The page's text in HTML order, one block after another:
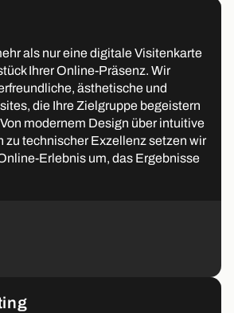
als nur eine digitale Visitenkarte
Ihrer Online-Präsenz. Wir
ästhetische und
die Ihre Zielgruppe begeistern
modernem Design über intuitive
zu technischer Exzellenz setzen wir
Erlebnis um, das Ergebnisse